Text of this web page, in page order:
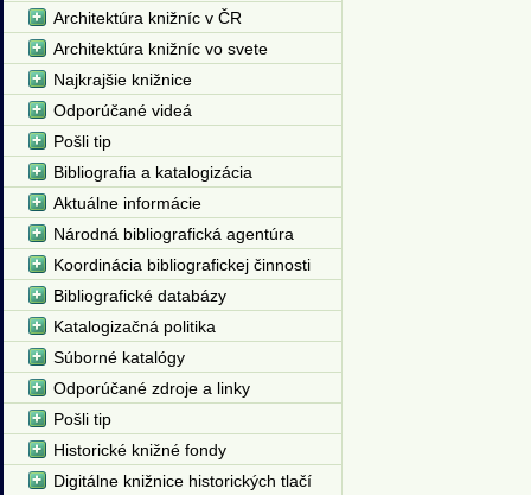
Architektúra knižníc v ČR
Architektúra knižníc vo svete
Najkrajšie knižnice
Odporúčané videá
Pošli tip
Bibliografia a katalogizácia
Aktuálne informácie
Národná bibliografická agentúra
Koordinácia bibliografickej činnosti
Bibliografické databázy
Katalogizačná politika
Súborné katalógy
Odporúčané zdroje a linky
Pošli tip
Historické knižné fondy
Digitálne knižnice historických tlačí